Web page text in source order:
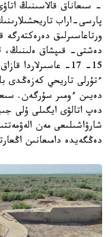
پارسى-اراب
15- 17- عاسىرلاردا
دەيىن ءومىر سۇرگەن.
دەپ اتالۋى ايگىلى ۇلى
شارۋاشىلىعى مەن
دەڭگەيدە دامىعانىن